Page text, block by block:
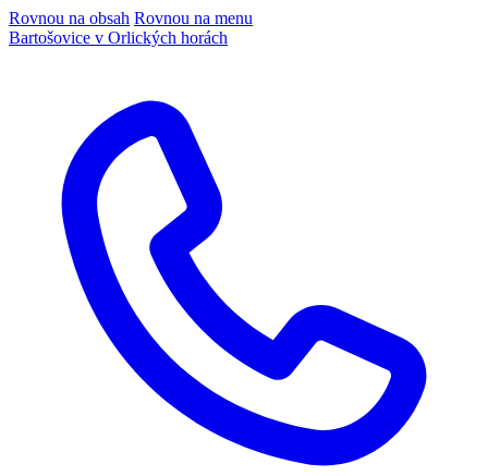
Rovnou na obsah Rovnou na menu
Bartošovice v Orlických horách